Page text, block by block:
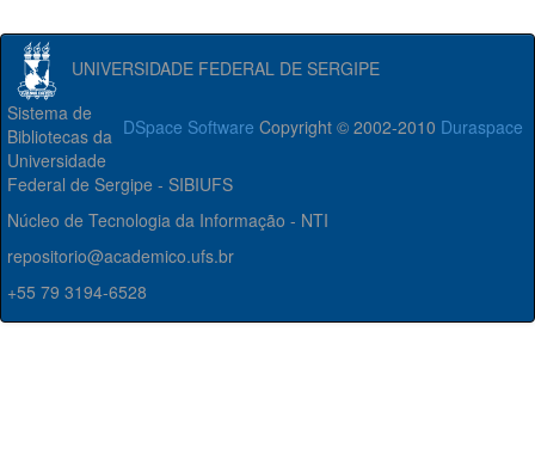
UNIVERSIDADE FEDERAL DE SERGIPE
DSpace Software Copyright © 2002-2010 Duraspace
Sistema de
Bibliotecas da
Universidade
Federal de Sergipe - SIBIUFS
Núcleo de Tecnologia da Informação - NTI
repositorio@academico.ufs.br
+55 79 3194-6528